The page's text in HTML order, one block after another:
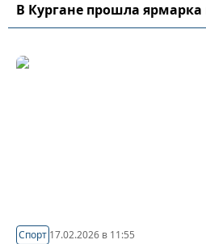
В Кургане прошла
Спорт 17.02.2026 в 11:55